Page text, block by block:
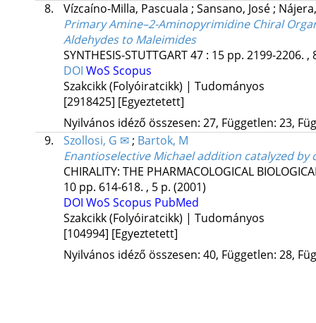
8.
Vízcaíno-Milla, Pascuala ; Sansano, José;
Primary Amine–2-Aminopyrimidine Chiral
Aldehydes to Maleimides
SYNTHESIS-STUTTGART47: 15 pp. 2199-2206. ,
DOI WoS Scopus
Szakcikk (Folyóiratcikk) | Tudományos
[2918425] [Egyeztetett]
Nyilvános idéző összesen: 27, Független: 23,
9.
Szollosi, G ✉; Bartok, M
Enantioselective Michael addition catalyzed by
CHIRALITY: THE PHARMACOLOGICAL
10 pp. 614-618. , 5 p. (2001)
DOI WoS Scopus PubMed
Szakcikk (Folyóiratcikk) | Tudományos
[104994] [Egyeztetett]
Nyilvános idéző összesen: 40, Független: 28,